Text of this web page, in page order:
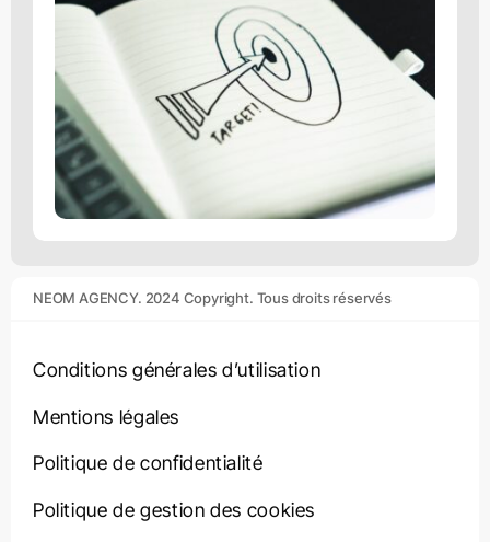
NEOM AGENCY. 2024 Copyright. Tous droits réservés
Conditions générales d’utilisation
Mentions légales
Politique de confidentialité
Politique de gestion des cookies